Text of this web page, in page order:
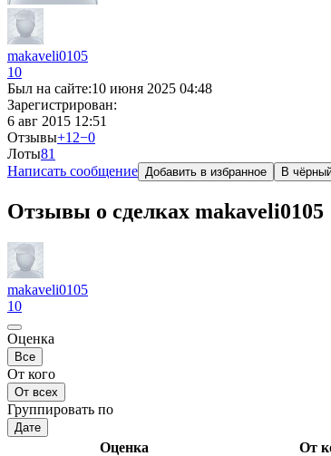
makaveli0105
10
Был на сайте:10 июня 2025 04:48
Зарегистрирован:
6 авг 2015 12:51
Отзывы+12−0
Лоты81
Написать сообщение Добавить в избранное В
Отзывы о сделках makaveli0105
makaveli0105
10
Оценка
Все
От кого
От всех
Группировать по
Дате
Оценка От